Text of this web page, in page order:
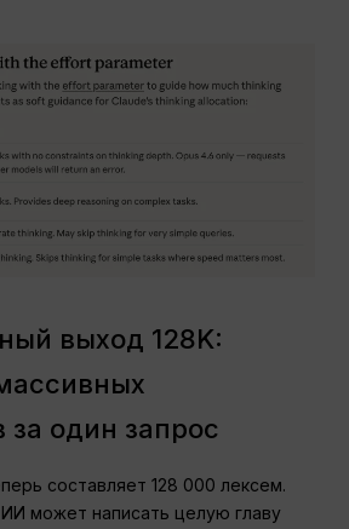
выход 128K:
за один запрос
составляет 128 000 лексем.
может написать целую главу